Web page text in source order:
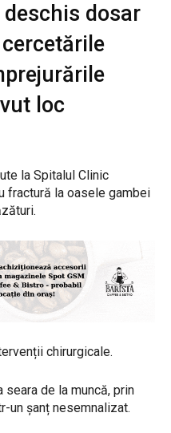
dosar
loc
la Spitalul Clinic
fractură la oasele gambei
chirurgicale.
de la muncă, prin
un șanț nesemnalizat.